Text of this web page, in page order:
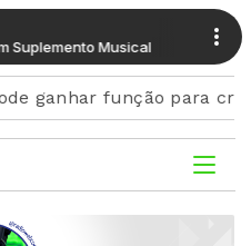
Suplemento Musical Manhã
função para criar